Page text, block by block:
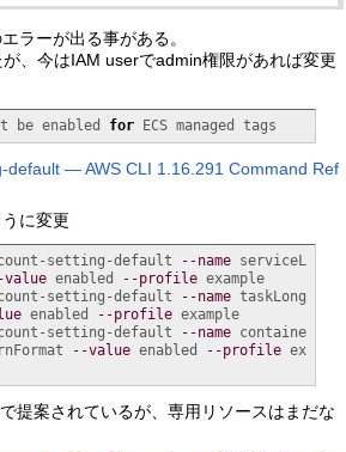
ラーが出る事がある。
、今はIAM userでadmin権限があれば変更
be enabled for ECS managed tags
default — AWS CLI 1.16.291 Command Ref
に変更
setting-default --name serviceL
value enabled --profile example
setting-default
--name taskLong
enabled --profile example
setting-default
--name containe
--value enabled --profile ex
提案されているが、専用リソースはまだな